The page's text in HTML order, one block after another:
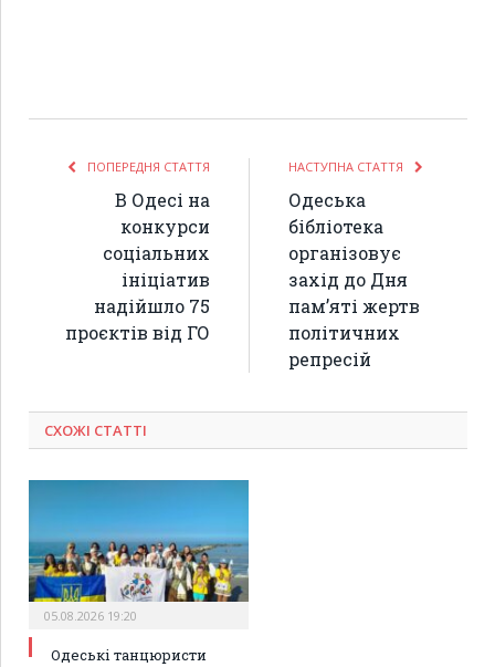
ПОПЕРЕДНЯ СТАТТЯ
В Одесі на
конкурси
соціальних
ініціатив
надійшло 75
проєктів від ГО
НАСТУПНА СТАТТЯ
Одеська
бібліотека
організовує
захід до Дня
пам’яті жертв
політичних
репресій
СХОЖІ СТАТТІ
05.08.2026 19:20
Одеські танцюристи